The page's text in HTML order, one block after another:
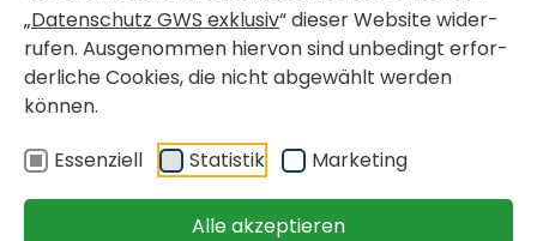
„Daten­schutz GWS exklusiv“ dieser Website wider­
rufen. Ausge­nommen hiervon sind unbe­dingt erfor­
der­liche Cookies, die nicht abge­wählt werden
können.
Essen­ziell
Statistik Marke­ting
Alle akzeptieren
Miet­woh­nung mit Kauf­
op­tion
verfügbar ab
sofort
< zurück
Kurz­fristig bezieh­bare Wohnungen
Feld­kir­chen bei Graz, Fried­rich-Ritter-Weg